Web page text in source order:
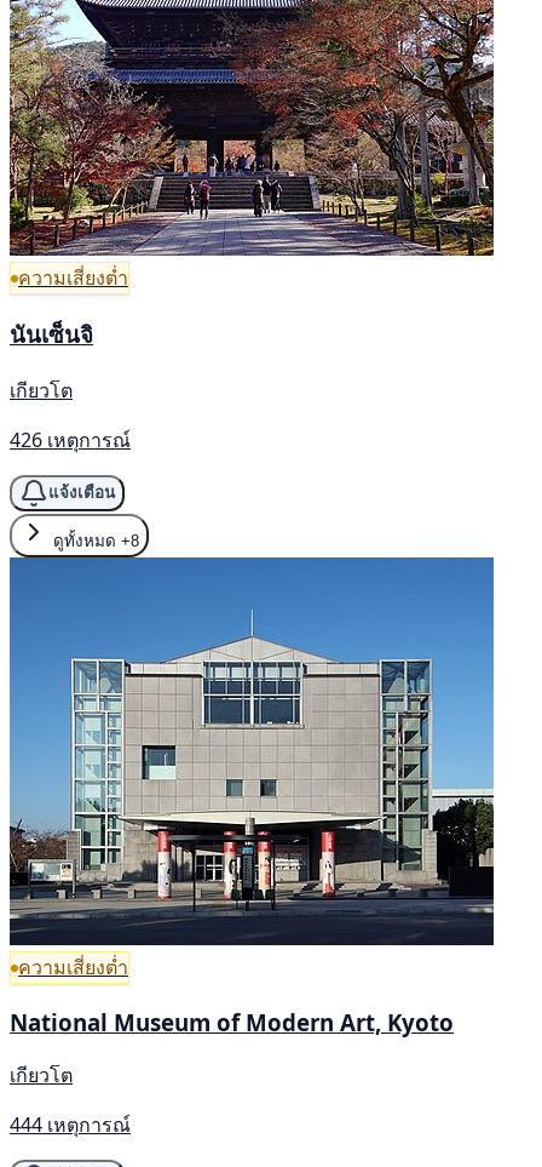
ความเสี่ยงต่ำ
นันเซ็นจิ
เกียวโต
426 เหตุการณ์
แจ้งเตือน
ดูทั้งหมด +8
ความเสี่ยงต่ำ
National Museum of Modern Art, Kyoto
เกียวโต
444 เหตุการณ์